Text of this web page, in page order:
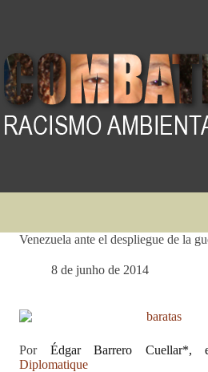
Venezuela ante el despliegue de la
8 de junho de 2014
Por Édgar Barrero Cuellar*,
Diplomatique